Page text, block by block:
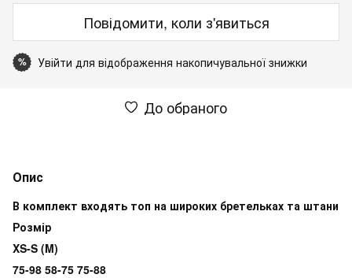
Повідомити, коли з'явиться
% Увійти для відображення накопичувальної знижки
До обраного
Опис
В комплект входять топ на широких бретельках та штани
Розмір
XS-S (M)
75-98 58-75 75-88